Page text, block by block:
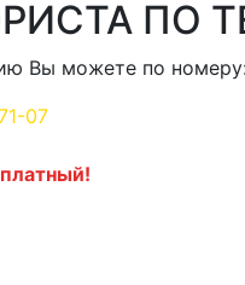
ПО
Вы можете по
07